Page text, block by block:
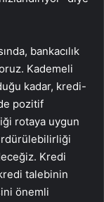
bankacılık
Kademeli
kadar, kredi-
pozitif
rotaya uygun
Kredi
talebinin
önemli